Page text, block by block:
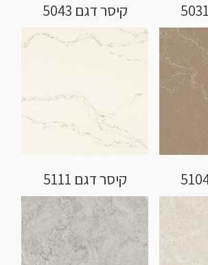
קיסר דגם 5043
קיסר דגם 5111